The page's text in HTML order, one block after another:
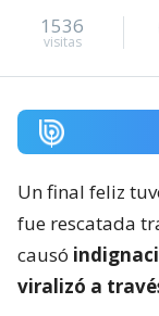
1536
visitas
Un final feliz
fue rescatada
causó
viralizó a